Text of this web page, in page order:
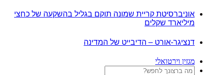
אוניברסיטת קריית שמונה תוקם בגליל בהשקעה של כחצי
מיליארד שקלים
דנציגר-אורט – הדיבייט של המדינה
מגזין וירטואלי